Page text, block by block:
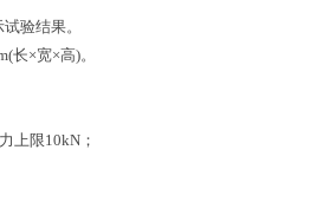
验结果。
长×宽×高)。
上限10kN；